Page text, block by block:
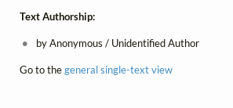
Text Authorship:
by Anonymous / Unidentified Author
Go to thegeneral single-text view